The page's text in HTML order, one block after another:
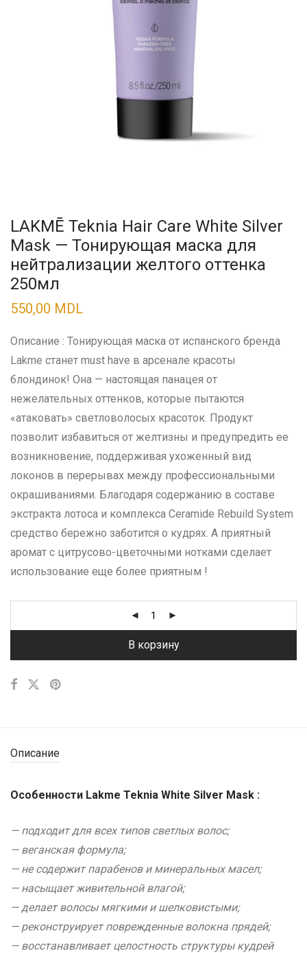
LAKMĒ Teknia Hair Care White Silver
Mask — Тонирующая маска для
нейтрализации желтого оттенка
250мл
550,00 MDL
Описание : Тонирующая маска от испанского бренда
Lakme станет must have в арсенале красоты
блондинок! Она — настоящая панацея от
нежелательных оттенков, которые пытаются
«атаковать» светловолосых красоток. Продукт
позволит избавиться от желтизны и предупредить ее
возникновение, поддерживая ухоженный вид
локонов в перерывах между профессиональными
окрашиваниями. Благодаря содержанию в составе
экстракта лотоса и комплекса Ceramide Rebuild System
средство бережно заботится о кудрях. А приятный
аромат с цитрусово-цветочными нотками сделает
использование еще более приятным !
В корзину
Описание
Особенности Lakme Teknia White Silver Mask :
— подходит для всех типов светлых волос;
— веганская формула;
— не содержит парабенов и минеральных масел;
— насыщает живительной влагой;
— делает волосы мягкими и шелковистыми;
— реконструирует поврежденные волокна прядей;
— восстанавливает целостность структуры кудрей